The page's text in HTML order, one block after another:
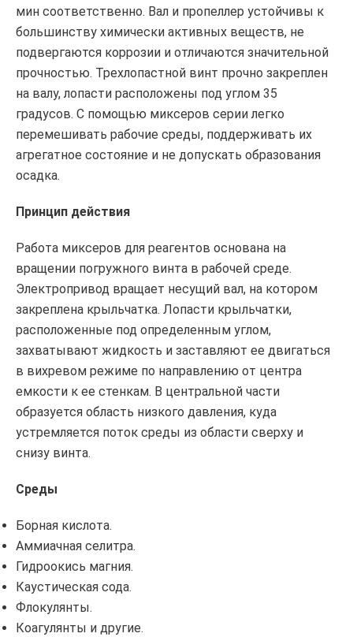
мин соответственно. Вал и пропеллер устойчивы к
большинству химически активных веществ, не
подвергаются коррозии и отличаются значительной
прочностью. Трехлопастной винт прочно закреплен
на валу, лопасти расположены под углом 35
градусов. С помощью миксеров серии легко
перемешивать рабочие среды, поддерживать их
агрегатное состояние и не допускать образования
осадка.
Принцип действия
Работа миксеров для реагентов основана на
вращении погружного винта в рабочей среде.
Электропривод вращает несущий вал, на котором
закреплена крыльчатка. Лопасти крыльчатки,
расположенные под определенным углом,
захватывают жидкость и заставляют ее двигаться
в вихревом режиме по направлению от центра
емкости к ее стенкам. В центральной части
образуется область низкого давления, куда
устремляется поток среды из области сверху и
снизу винта.
Среды
Борная кислота.
Аммиачная селитра.
Гидроокись магния.
Каустическая сода.
Флокулянты.
Коагулянты и другие.